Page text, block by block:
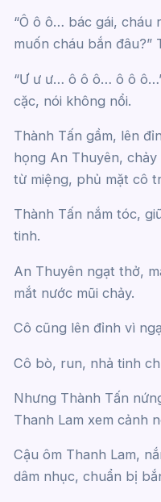
“Ô ô ô… bác gái,
muốn cháu bắn đâu?”
“Ư ư ư… ô ô ô… ô ô
cặc, nói không nổi.
Thành Tấn gầm, lên
họng An Thuyên,
từ miệng, phủ mặt cô
Thành Tấn nắm tóc,
tinh.
An Thuyên ngạt thở,
mắt nước mũi chảy.
Cô cũng lên đỉnh vì
Cô bò, run, nhả tinh
Nhưng Thành Tấn
Thanh Lam xem cảnh
Cậu ôm Thanh Lam,
dâm nhục, chuẩn bị